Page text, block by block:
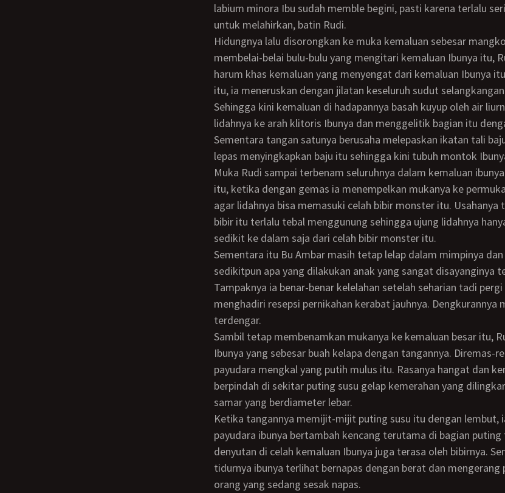
labium minora Ibu sudah memble begini, pasti karena terlalu
untuk melahirkan, batin Rudi.
Hidungnya lalu disorongkan ke muka kemaluan sebesar mangkok bakso itu. Sambil
membelai-belai bulu-bulu yang mengitari kemaluan Ibunya itu,
harum khas kemaluan yang menyengat dari kemaluan Ibunya
itu, ia meneruskan dengan jilatan keseluruh sudut
Sehingga kini kemaluan di hadapannya basah kuyup oleh air liurnya. Dia menjulurkan
lidahnya ke arah klitoris Ibunya dan menggelitik bagian itu
Sementara tangan satunya berusaha melepaskan ikatan tali
lepas menyingkapkan baju itu sehingga kini tubuh montok
Muka Rudi sampai terbenam seluruhnya dalam kemaluan ibunya yang sangat besar
itu, ketika dengan gemas ia menempelkan mukanya ke
agar lidahnya bisa memasuki celah bibir monster itu. Usahanya
bibir itu terlalu tebal menggunung sehingga ujung lidahnya
sedikit ke dalam saja dari celah bibir monster itu.
Sementara itu Bu Ambar masih tetap lelap dalam mimpinya dan tidak menyadari
sedikitpun apa yang dilakukan anak yang sangat disayanginya
Tampaknya ia benar-benar kelelahan setelah seharian tadi
menghadiri resepsi pernikahan kerabat jauhnya. Dengkurannya
terdengar.
Sambil tetap membenamkan mukanya ke kemaluan besar itu, Rudi meraih payudara
Ibunya yang sebesar buah kelapa dengan tangannya. Diremas-
payudara mengkal yang putih mulus itu. Rasanya hangat dan
berpindah di sekitar puting susu gelap kemerahan yang
samar yang berdiameter lebar.
Ketika tangannya memijit-mijit puting susu itu dengan lembut, ia merasakan
payudara ibunya bertambah kencang terutama di bagian
denyutan di celah kemaluan Ibunya juga terasa oleh bibirnya.
tidurnya ibunya terlihat bernapas dengan berat dan mengerang
orang yang sedang sesak napas.